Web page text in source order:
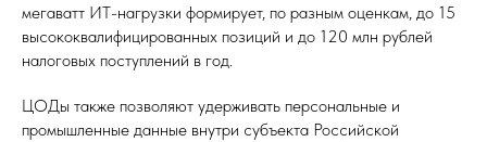
мегаватт ИТ-нагрузки формирует, по разным оценкам, до 15
высококвалифицированных позиций и до 120 млн рублей
налоговых поступлений в год.
ЦОДы также позволяют удерживать персональные и
промышленные данные внутри субъекта Российской